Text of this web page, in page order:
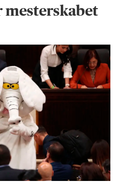
mesterskabet